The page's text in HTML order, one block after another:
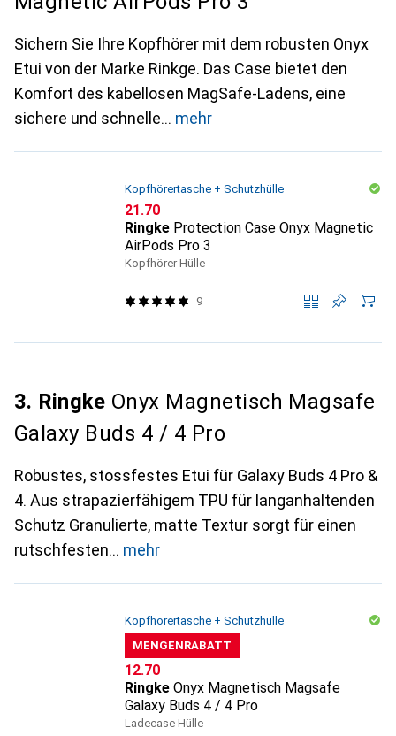
Sichern Sie Ihre Kopfhörer mit dem robusten Onyx
Etui von der Marke Rinkge. Das Case bietet den
Komfort des kabellosen MagSafe-Ladens, eine
sichere und schnelle
mehr
Kopfhörertasche + Schutzhülle
CHF
21.70
Ringke Protection Case Onyx Magnetic
AirPods Pro 3
Kopfhörer Hülle
9
3. Ringke Onyx Magnetisch Magsafe
Galaxy Buds 4 / 4 Pro
Robustes, stossfestes Etui für Galaxy Buds 4 Pro &
4. Aus strapazierfähigem TPU für langanhaltenden
Schutz Granulierte, matte Textur sorgt für einen
rutschfesten
mehr
Kopfhörertasche + Schutzhülle
MENGENRABATT
CHF
12.70
Ringke Onyx Magnetisch Magsafe
Galaxy Buds 4 / 4 Pro
Ladecase Hülle